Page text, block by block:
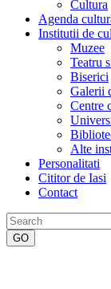
Cultura
Agenda
Institutii de
Muzee
Teatru
Biserici
Galerii
Centre
Alte
Personalitati
Cititor de Iasi
Contact